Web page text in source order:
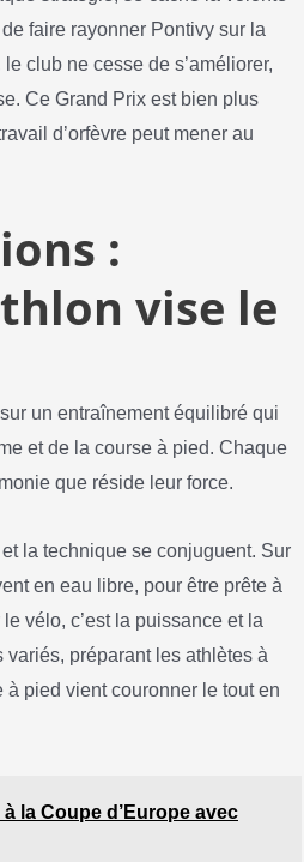
faire rayonner Pontivy sur la
club ne cesse de s’améliorer,
Ce Grand Prix est bien plus
d’orfèvre peut mener au
:
vise le
un entraînement équilibré qui
et de la course à pied. Chaque
que réside leur force.
la technique se conjuguent. Sur
en eau libre, pour être prête à
vélo, c’est la puissance et la
préparant les athlètes à
pied vient couronner le tout en
la Coupe d’Europe avec